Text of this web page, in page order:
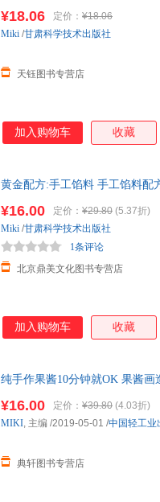
¥18.06 定价： ¥18.06
天钰图书专营店
Miki /甘肃科学技术出版社
加入购物车 收藏
黄金配方:手工馅料 手工馅料配
¥16.00 定价： ¥29.80 (5.37折)
北京鼎美文化图书专营店
1条评论
Miki /甘肃科学技术出版社
加入购物车 收藏
纯手作果酱10分钟就OK 果酱
¥16.00 定价： ¥39.80 (4.03折)
典轩图书专营店
MIKI, 主编 /2019-05-01 /中国轻工业